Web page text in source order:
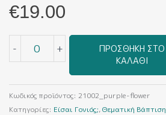
€19.00
-
21002_purple-
Βάπτισης)
ποσότητα
+
ΠΡΟΣΘΉΚΗ ΣΤΟ
ΚΑΛΆΘΙ
Κωδικός προϊόντος: 21002_purple-flower
Κατηγορίες: Είσαι Γονιός;,Θεματική Βάπτιση